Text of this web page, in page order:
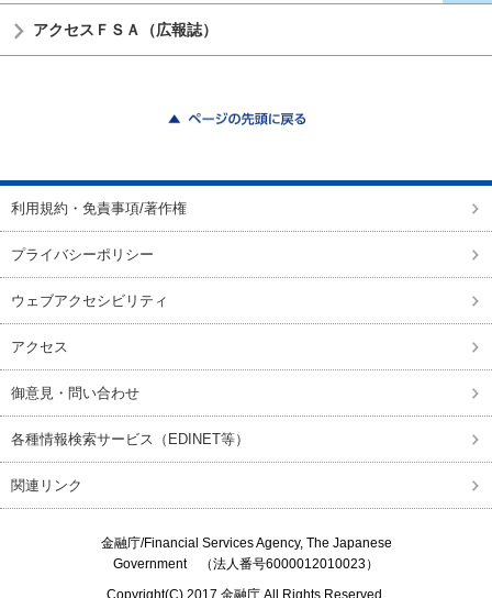
アクセスＦＳＡ（広報誌）
利用規約・免責事項/著作権
プライバシーポリシー
ウェブアクセシビリティ
アクセス
御意見・問い合わせ
各種情報検索サービス（EDINET等）
関連リンク
金融庁/Financial Services Agency, The Japanese
Government（法人番号6000012010023）